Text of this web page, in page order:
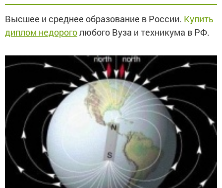
Высшее и среднее образование в России. Купить
диплом недороголюбого Вуза и техникума в РФ.